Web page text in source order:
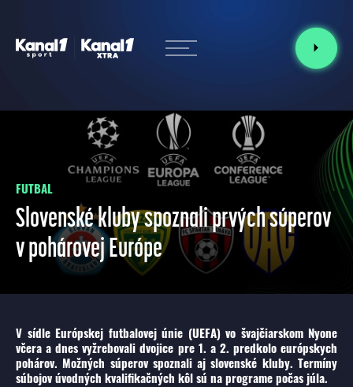
FUTBAL
Slovenské kluby spoznali prvých súperov
v pohárovej Európe
V sídle Európskej futbalovej únie (UEFA) vo švajčiarskom Nyone
včera a dnes vyžrebovali dvojice pre 1. a 2. predkolo európskych
pohárov. Možných súperov spoznali aj slovenské kluby. Termíny
súbojov úvodných kvalifikačných kôl sú na programe počas júla.